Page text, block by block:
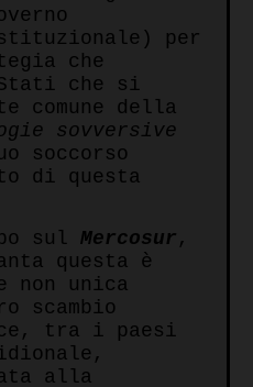
per
che
che si
comune della
sovversive
soccorso
di questa
sul Mercosur ,
questa è
non unica
scambio
tra i paesi
alla